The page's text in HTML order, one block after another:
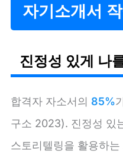
자기소개서
진정성 있게 나
합격자 자소서의 85%
구소 2023). 진정성 있
스토리텔링을 활용하